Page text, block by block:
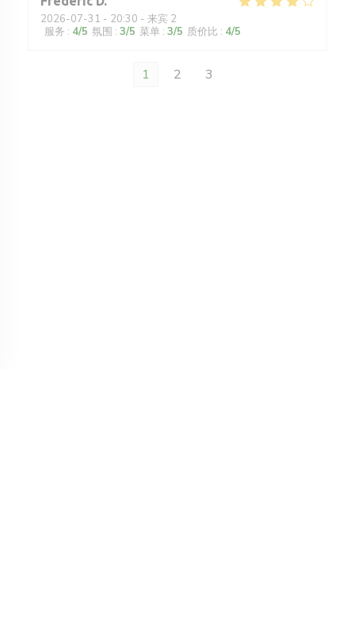
2026-07-31 - 20:30 - 来宾 2
服务 : 4/5 氛围 : 3/5 菜单 : 3/5 质价比 : 4/5
1 2 3